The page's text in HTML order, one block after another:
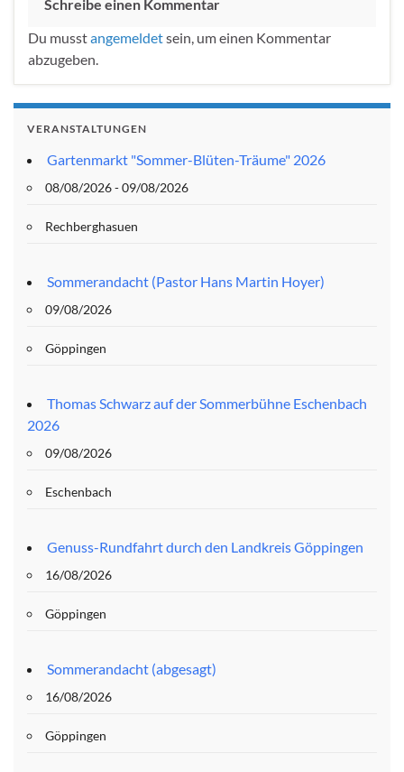
Schreibe einen Kommentar
Du musstangemeldetsein, um einen Kommentar
abzugeben.
VERANSTALTUNGEN
Gartenmarkt "Sommer-Blüten-Träume" 2026
08/08/2026 - 09/08/2026
Rechberghasuen
Sommerandacht (Pastor Hans Martin Hoyer)
09/08/2026
Göppingen
Thomas Schwarz auf der Sommerbühne Eschenbach
2026
09/08/2026
Eschenbach
Genuss-Rundfahrt durch den Landkreis Göppingen
16/08/2026
Göppingen
Sommerandacht (abgesagt)
16/08/2026
Göppingen